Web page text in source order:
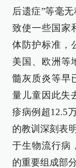
后遗症”等毫
致使一些国家
体防护标准，
美国、欧洲等
髓灰质炎等早
量儿童因此失
疹病例超12.5
的教训深刻表
于生物流行病
的重要组成部分